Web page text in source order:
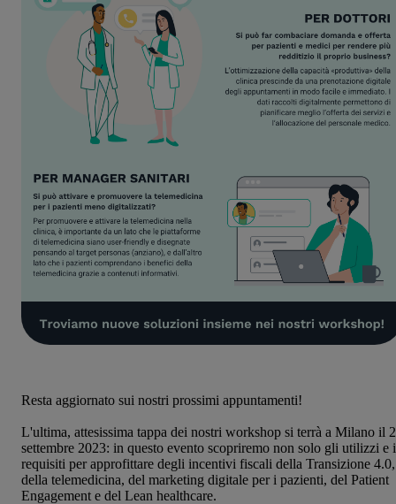
Resta aggiornato sui nostri prossimi appuntamenti!
L'ultima, attesissima tappa dei nostri workshop si terrà a Milano il
settembre 2023: in questo evento scopriremo non solo gli utilizzi e i
requisiti per approfittare degli incentivi fiscali della Transizione 4.0,
della telemedicina, del marketing digitale per i pazienti, del Patient
Engagement e del Lean healthcare.